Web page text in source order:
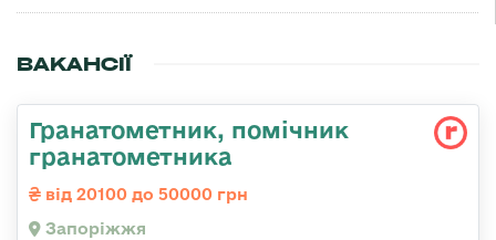
ВАКАНСІЇ
Гранатометник, помічник
гранатометника
від 20100 до 50000 грн
Запоріжжя